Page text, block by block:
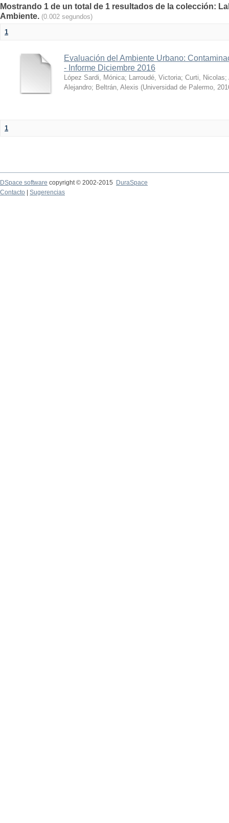
Mostrando 1 de un total de 1 resultados de la colección:
Ambiente. (0.002 segundos)
1
Evaluación del Ambiente Urbano:
- Informe Diciembre 2016
López Sardi, Mónica; Larroudé, Victoria; Curti, Nicolas;
Alejandro; Beltrán, Alexis (Universidad de Palermo,
1
DSpace software copyright © 2002-2015
DuraSpace
Contacto
Sugerencias